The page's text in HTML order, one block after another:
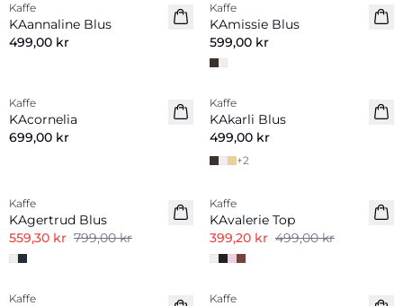
Kaffe
KAannaline Blus
499,00 kr
Nyhet
Kaffe
KAmissie Blus
599,00 kr
Nyhet
Kaffe
KAcornelia
699,00 kr
Nyhet
Kaffe
KAkarli Blus
499,00 kr
+2
Kaffe
KAgertrud Blus
559,30 kr 799,00 kr
Kaffe
KAvalerie Top
399,20 kr 499,00 kr
-20%
Kaffe
-20%
Kaffe